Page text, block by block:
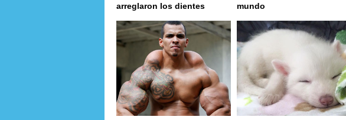
arreglaron los dientes
mundo